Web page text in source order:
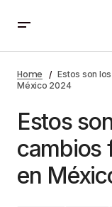
laborales en
Home
Estos son
México 2024
Estos
cambios
en